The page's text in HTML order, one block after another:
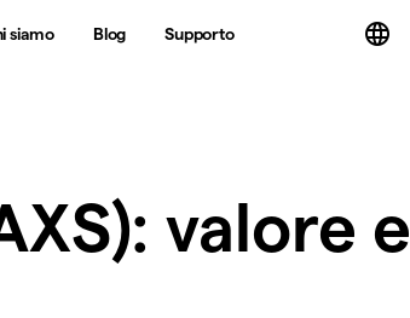
siamo Blog Supporto
valore e